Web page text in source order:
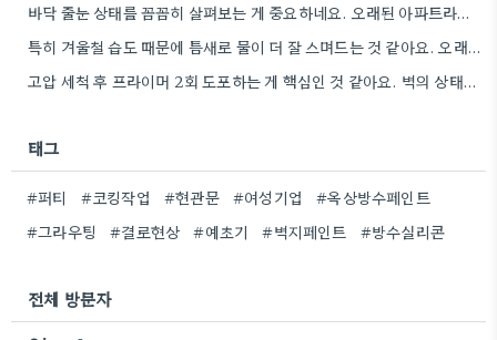
바닥 줄눈 상태를 꼼꼼히 살펴보는 게 중요하네요. 오래된 아파트라면 줄눈부터 망가지기 쉬울 것 같아요.
특히 겨울철 습도 때문에 틈새로 물이 더 잘 스며드는 것 같아요. 오래된 건물일수록 이런 부분에…
고압 세척 후 프라이머 2회 도포하는 게 핵심인 것 같아요. 벽의 상태에 따라 흡수율이 달라지니까,…
태그
#퍼티 #코킹작업 #현관문 #여성기업
#옥상방수페인트
#그라우팅
#결로현상 #예초기 #벽지페인트 #방수실리콘
전체 방문자